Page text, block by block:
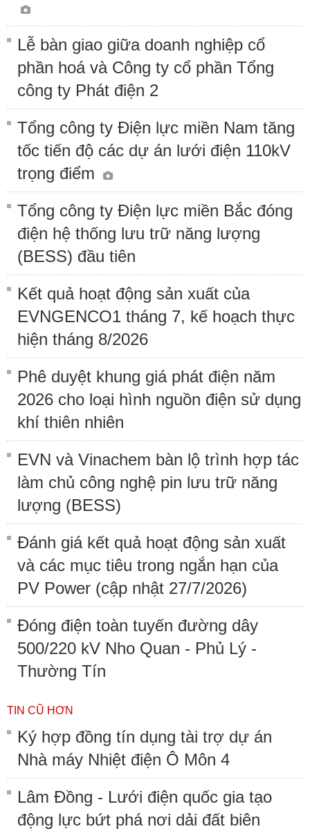
Lễ bàn giao giữa doanh nghiệp cổ
phần hoá và Công ty cổ phần Tổng
công ty Phát điện 2
Tổng công ty Điện lực miền Nam tăng
tốc tiến độ các dự án lưới điện 110kV
trọng điểm
Tổng công ty Điện lực miền Bắc đóng
điện hệ thống lưu trữ năng lượng
(BESS) đầu tiên
Kết quả hoạt động sản xuất của
EVNGENCO1 tháng 7, kế hoạch thực
hiện tháng 8/2026
Phê duyệt khung giá phát điện năm
2026 cho loại hình nguồn điện sử dụng
khí thiên nhiên
EVN và Vinachem bàn lộ trình hợp tác
làm chủ công nghệ pin lưu trữ năng
lượng (BESS)
Đánh giá kết quả hoạt động sản xuất
và các mục tiêu trong ngắn hạn của
PV Power (cập nhật 27/7/2026)
Đóng điện toàn tuyến đường dây
500/220 kV Nho Quan - Phủ Lý -
Thường Tín
TIN CŨ HƠN
Ký hợp đồng tín dụng tài trợ dự án
Nhà máy Nhiệt điện Ô Môn 4
Lâm Đồng - Lưới điện quốc gia tạo
động lực bứt phá nơi dải đất biên